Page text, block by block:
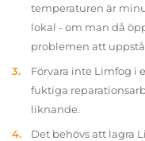
temperaturen är
lokal - om man då
problemen att
Förvara inte Limfog i
fuktiga
liknande.
Det behövs att lagra